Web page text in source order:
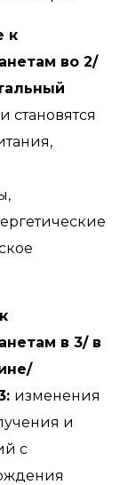
к
во 2/
становятся
в 3/ в
изменения
и
с